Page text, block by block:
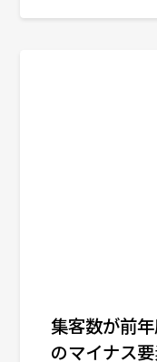
集客数が前
のマイナス